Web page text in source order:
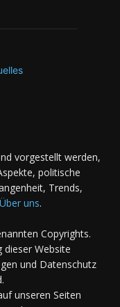
vorgestellt werden,
politische
Trends,
Über uns.
Copyrights.
dieser Website
und Datenschutz
unseren Seiten